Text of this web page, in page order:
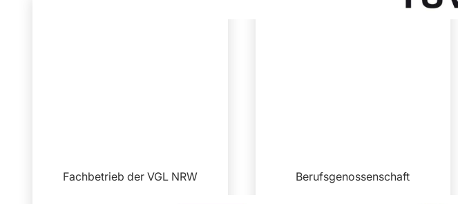
Fachbetrieb der VGL NRW Berufsgenossenschaft